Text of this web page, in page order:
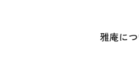
雅庵に